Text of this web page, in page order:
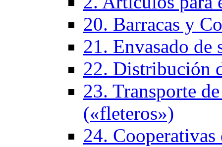
20. Barracas y
21. Envasado de
22. Distribución
23. Transporte
(«fleteros»)
24. Cooperativas